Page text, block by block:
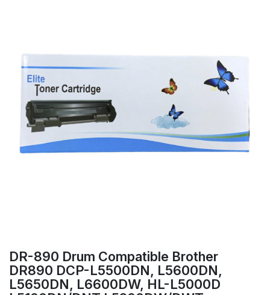
DR-890 Drum Compatible Brother
DR890 DCP-L5500DN, L5600DN,
L5650DN, L6600DW, HL-L5000D